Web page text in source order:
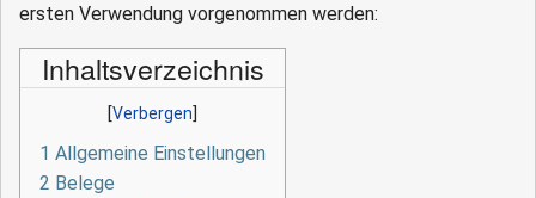
ersten Verwendung vorgenommen werden:
Inhaltsverzeichnis
1 Allgemeine Einstellungen
2 Belege